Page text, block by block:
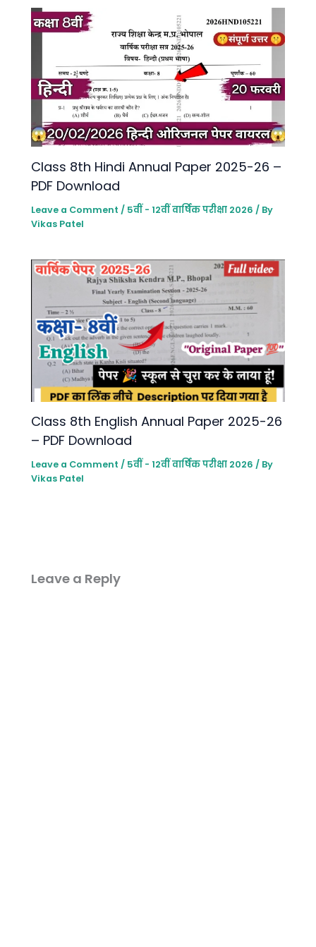
Class 8th Hindi Annual Paper 2025-26 –
PDF Download
Leave a Comment / 5वीं - 12वीं वार्षिक परीक्षा 2026 / By
Vikas Patel
Class 8th English Annual Paper 2025-26
– PDF Download
Leave a Comment / 5वीं - 12वीं वार्षिक परीक्षा 2026 / By
Vikas Patel
Leave a Reply